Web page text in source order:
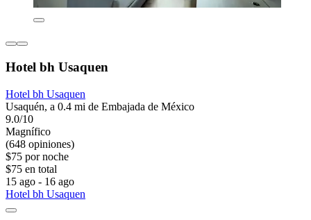
Hotel bh Usaquen
Hotel bh Usaquen
Usaquén, a 0.4 mi de Embajada de México
9.0/10
Magnífico
(648 opiniones)
$75 por noche
$75 en total
15 ago - 16 ago
Hotel bh Usaquen